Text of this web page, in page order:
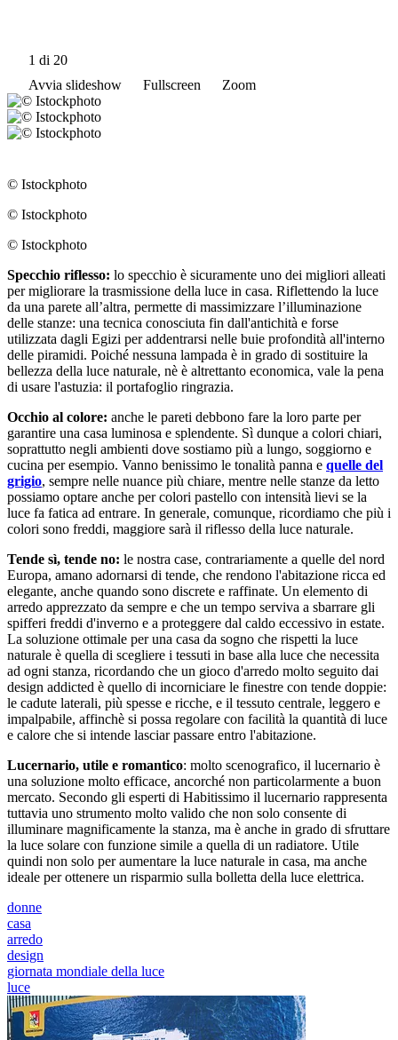
1 di 20
Avvia slideshow
Fullscreen Zoom
© Istockphoto
© Istockphoto
© Istockphoto
Specchio riflesso: lo specchio è sicuramente uno dei migliori alleati
per migliorare la trasmissione della luce in casa. Riflettendo la luce
da una parete all’altra, permette di massimizzare l’illuminazione
delle stanze: una tecnica conosciuta fin dall'antichità e forse
utilizzata dagli Egizi per addentrarsi nelle buie profondità all'interno
delle piramidi. Poiché nessuna lampada è in grado di sostituire la
bellezza della luce naturale, nè è altrettanto economica, vale la pena
di usare l'astuzia: il portafoglio ringrazia.
Occhio al colore: anche le pareti debbono fare la loro parte per
garantire una casa luminosa e splendente. Sì dunque a colori chiari,
soprattutto negli ambienti dove sostiamo più a lungo, soggiorno e
cucina per esempio. Vanno benissimo le tonalità panna e quelle del
grigio, sempre nelle nuance più chiare, mentre nelle stanze da letto
possiamo optare anche per colori pastello con intensità lievi se la
luce fa fatica ad entrare. In generale, comunque, ricordiamo che più i
colori sono freddi, maggiore sarà il riflesso della luce naturale.
Tende sì, tende no: le nostra case, contrariamente a quelle del nord
Europa, amano adornarsi di tende, che rendono l'abitazione ricca ed
elegante, anche quando sono discrete e raffinate. Un elemento di
arredo apprezzato da sempre e che un tempo serviva a sbarrare gli
spifferi freddi d'inverno e a proteggere dal caldo eccessivo in estate.
La soluzione ottimale per una casa da sogno che rispetti la luce
naturale è quella di scegliere i tessuti in base alla luce che necessita
ad ogni stanza, ricordando che un gioco d'arredo molto seguito dai
design addicted è quello di incorniciare le finestre con tende doppie:
le cadute laterali, più spesse e ricche, e il tessuto centrale, leggero e
impalpabile, affinchè si possa regolare con facilità la quantità di luce
e calore che si intende lasciar passare entro l'abitazione.
Lucernario, utile e romantico: molto scenografico, il lucernario è
una soluzione molto efficace, ancorché non particolarmente a buon
mercato. Secondo gli esperti di Habitissimo il lucernario rappresenta
tuttavia uno strumento molto valido che non solo consente di
illuminare magnificamente la stanza, ma è anche in grado di sfruttare
la luce solare con funzione simile a quella di un radiatore. Utile
quindi non solo per aumentare la luce naturale in casa, ma anche
ideale per ottenere un risparmio sulla bolletta della luce elettrica.
donne
casa
arredo
design
giornata mondiale della luce
luce